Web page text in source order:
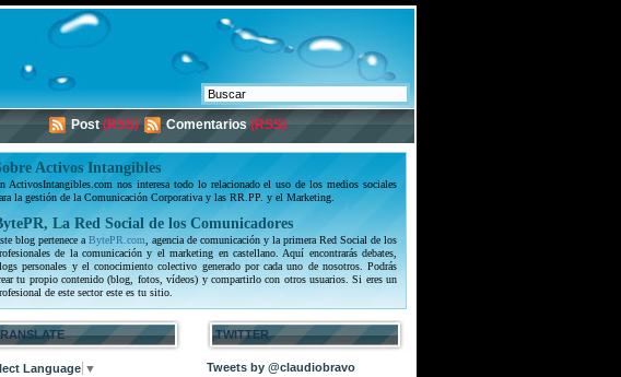
Post (RSS) Comentarios (RSS)
Activos Intangibles
ActivosIntangibles.com nos interesa todo lo relacionado el uso de los medios sociales
la gestión de la Comunicación Corporativa y las RR.PP. y el Marketing.
La Red Social de los Comunicadores
blog pertenece a BytePR.com , agencia de comunicación y la primera Red Social de los
de la comunicación y el marketing en castellano. Aquí encontrarás debates,
personales y el conocimiento colectivo generado por cada uno de nosotros. Podrás
tu propio contenido (blog, fotos, vídeos) y compartirlo con otros usuarios. Si eres un
de este sector este es tu sitio.
Language ▼
TWITTER
Tweets by @claudiobravo